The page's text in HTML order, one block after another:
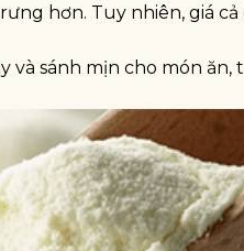
hơn. Tuy nhiên, giá cả
và sánh mịn cho món